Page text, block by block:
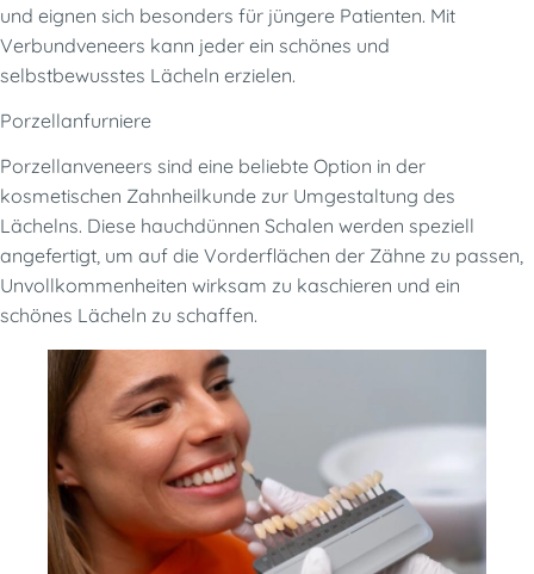
und eignen sich besonders für jüngere Patienten. Mit
Verbundveneers kann jeder ein schönes und
selbstbewusstes Lächeln erzielen.
Porzellanfurniere
Porzellanveneers sind eine beliebte Option in der
kosmetischen Zahnheilkunde zur Umgestaltung des
Lächelns. Diese hauchdünnen Schalen werden speziell
angefertigt, um auf die Vorderflächen der Zähne zu passen,
Unvollkommenheiten wirksam zu kaschieren und ein
schönes Lächeln zu schaffen.